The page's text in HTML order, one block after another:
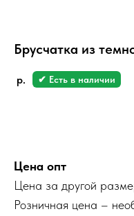
Брусчатка из
р. ✔ Есть в наличии
Цена опт
Цена за другой
Розничная цена –